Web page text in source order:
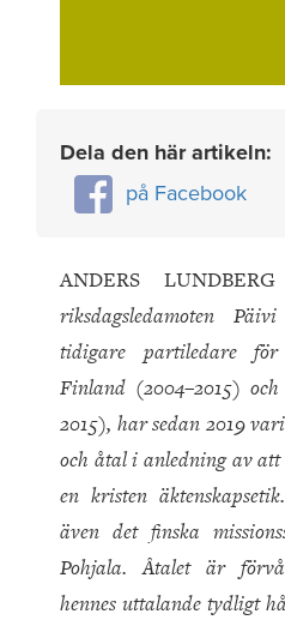
Dela den här artikeln:
på Facebook
ANDERS LUNDBERG
riksdagsledamoten
tidigare partiledare
Finland (2004–2015)
2015), har sedan 2019
och åtal i anledning av
en kristen
även det finska
Pohjala. Åtalet är
hennes uttalande tydligt